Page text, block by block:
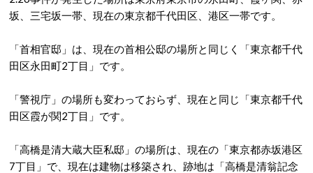
坂、三宅坂一帯、現在の東京都千代田区、港区一帯です。
「首相官邸」は、現在の首相公邸の場所と同じく「東京都千代
田区永田町2丁目」です。
「警視庁」の場所も変わっておらず、現在と同じ「東京都千代
田区霞が関2丁目」です。
「高橋是清大蔵大臣私邸」の場所は、現在の「東京都赤坂港区
7丁目」で、現在は建物は移築され、跡地は「高橋是清翁記念